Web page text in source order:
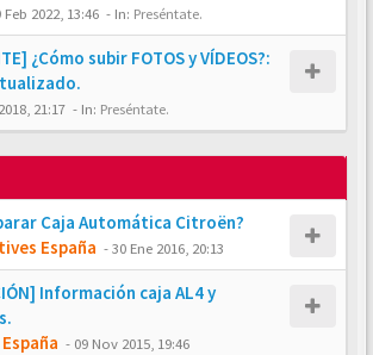
Feb 2022, 13:46 - In: Preséntate.
¿Cómo subir FOTOS y VÍDEOS?:
21:17 - In: Preséntate.
Caja Automática Citroën?
España -30 Ene 2016, 20:13
Información caja AL4 y
- 09 Nov 2015, 19:46